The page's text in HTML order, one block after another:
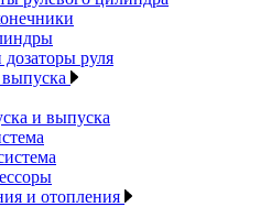
руля
и выпуска
и отопления